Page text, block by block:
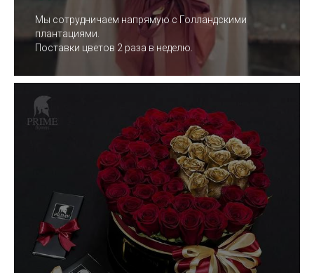
Мы сотрудничаем напрямую с Голландскими
плантациями.
Поставки цветов 2 раза в неделю.